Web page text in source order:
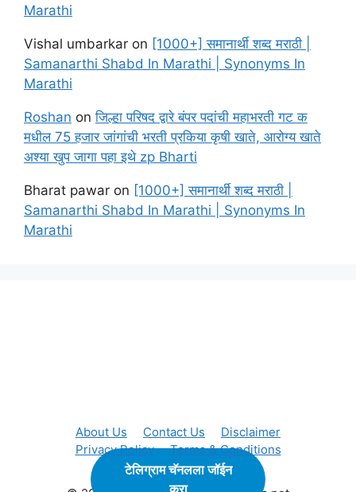
Marathi
Vishal umbarkar on [1000+] समानार्थी शब्द मराठी |
Samanarthi Shabd In Marathi | Synonyms In
Marathi
Roshan onजिल्हा परिषद द्वारे बंपर पदांची महाभरती गट क
मधील 75 हजार जांगांची भरती प्रकिया कृषी खाते, आरोग्य खाते
अश्या खुप जागा पहा इथे zp Bharti
Bharat pawar on [1000+] समानार्थी शब्द मराठी |
Samanarthi Shabd In Marathi | Synonyms In
Marathi
टेलिग्राम चॅनलला जॉईन
करा
About Us Contact Us
Disclaimer
Privacy Policy
Terms & Conditions